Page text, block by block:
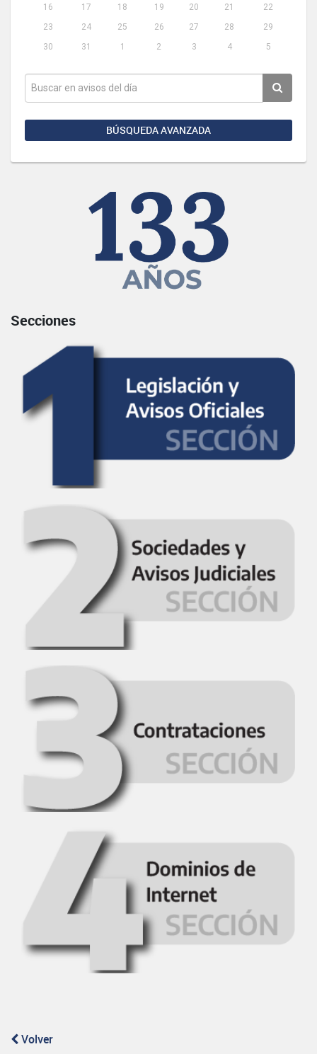
16
17 18 19 20 21
22
23
24 25 26 27 28
29
30
31 1 2 3 4 5
BÚSQUEDA AVANZADA
Secciones
Volver